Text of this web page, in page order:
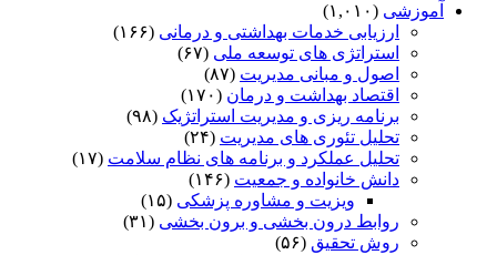
آموزشی (۱,۰۱۰)
ارزیابی خدمات بهداشتی و درمانی (۱۶۶)
استراتژی های توسعه ملی (۶۷)
اصول و مبانی مدیریت (۸۷)
اقتصاد بهداشت و درمان (۱۷۰)
برنامه ریزی و مدیریت استراتژیک (۹۸)
تحلیل تئوری های مدیریت (۲۴)
تحلیل عملکرد و برنامه های نظام سلامت (۱۷)
دانش خانواده و جمعیت (۱۴۶)
ویزیت و مشاوره پزشکی (۱۵)
روابط درون بخشی و برون بخشی (۳۱)
روش تحقیق (۵۶)